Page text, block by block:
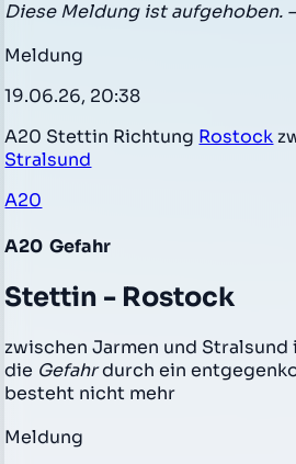
Diese Meldung ist aufgehoben.
Meldung
19.06.26, 20:38
A20 Stettin Richtung Rostock
Stralsund
A20
A20 Gefahr
Stettin - Rostock
zwischen Jarmen und
die Gefahrdurch ein
besteht nicht mehr
Meldung